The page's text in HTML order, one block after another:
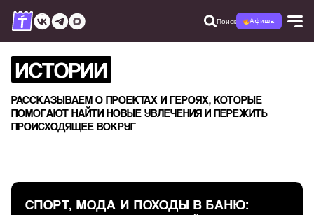
Поиск Афиша
ИСТОРИИ
РАССКАЗЫВАЕМ О ПРОЕКТАХ И ГЕРОЯХ, КОТОРЫЕ
ПОМОГАЮТ НАЙТИ НОВЫЕ УВЛЕЧЕНИЯ И ПЕРЕЖИТЬ
ПРОИСХОДЯЩЕЕ ВОКРУГ
СПОРТ, МОДА И ПОХОДЫ В БАНЮ: